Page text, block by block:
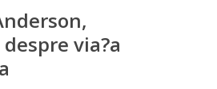
via?a